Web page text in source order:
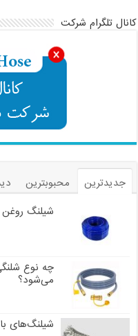
کانال تلگرام شرکت
جدیدترین محبوبترین
شیلنگ
چه نوع
می‌شود؟
شیلنگ‌های